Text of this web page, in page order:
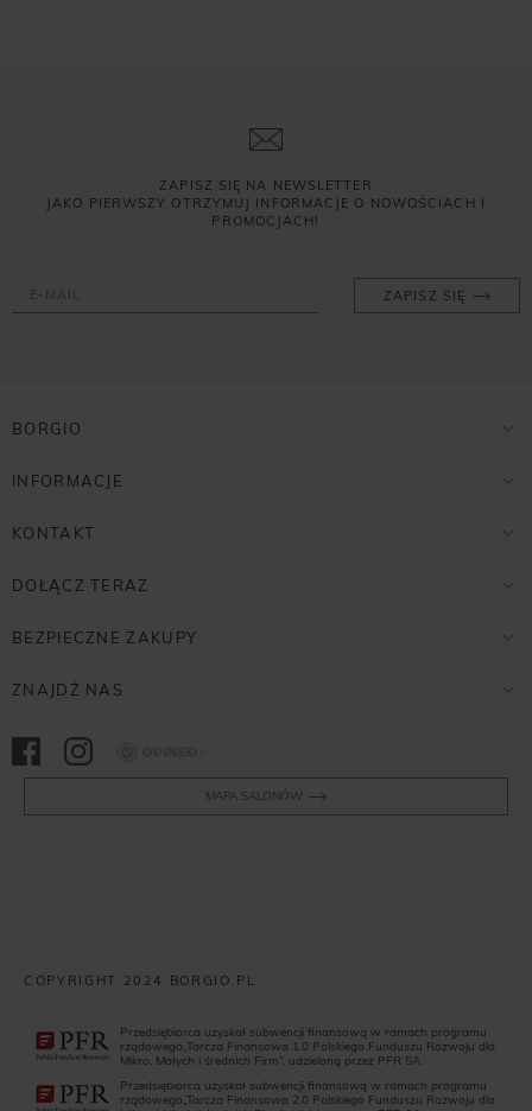
ZAPISZ SIĘ NA NEWSLETTER
JAKO PIERWSZY OTRZYMUJ INFORMACJE O NOWOŚCIACH I
PROMOCJACH!
ZAPISZ SIĘ
BORGIO
INFORMACJE
KONTAKT
DOŁĄCZ TERAZ
BEZPIECZNE ZAKUPY
ZNAJDŹ NAS
MAPA SALONÓW
COPYRIGHT 2024 BORGIO.PL
Przedsiębiorca uzyskał subwencji finansową w ramach programu
rządowego„Tarcza Finansowa 1.0 Polskiego Funduszu Rozwoju dla
Mikro, Małych i średnich Firm”, udzieloną przez PFR SA.
Przedsiębiorca uzyskał subwencji finansową w ramach programu
rządowego„Tarcza Finansowa 2.0 Polskiego Funduszu Rozwoju dla